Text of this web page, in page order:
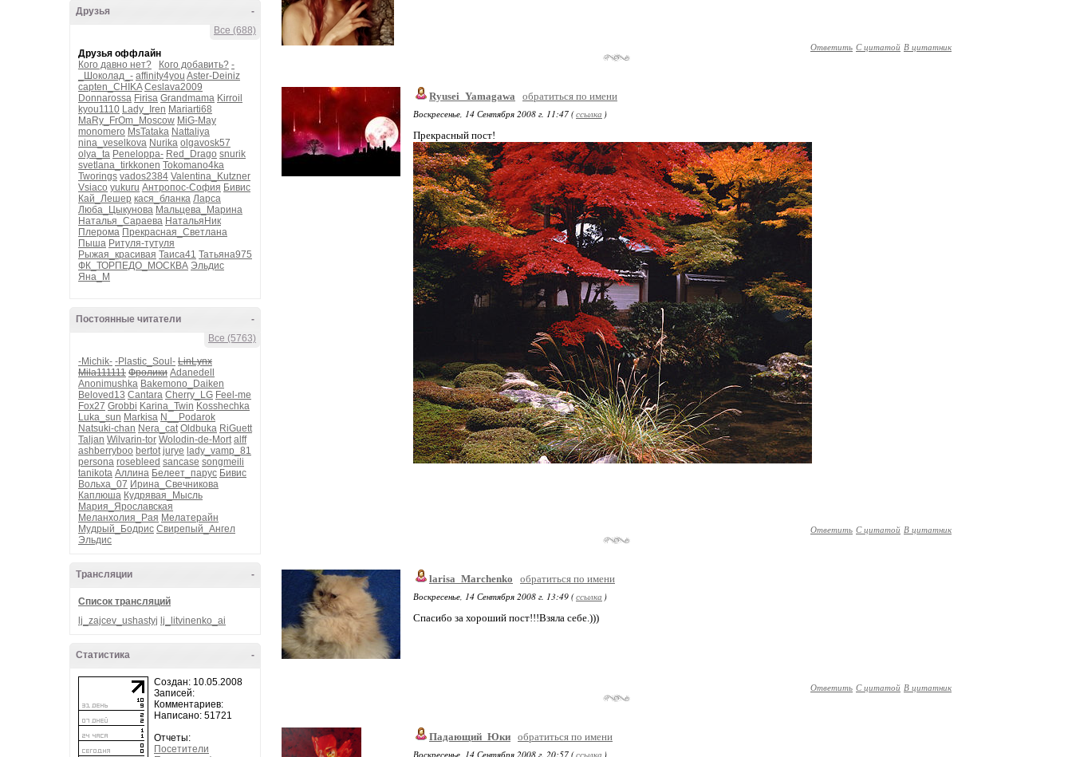
-
Друзья
Все (688)
Друзья оффлайн
Кого давно нет?
Кого добавить? -
_Шоколад_- affinity4you Aster-Deiniz
capten_CHIKA Ceslava2009
Donnarossa Firisa Grandmama Kirroil
kyou1110 Lady_Iren Mariarti68
MaRy_FrOm_Moscow MiG-May
monomero MsTataka Nattaliya
nina_veselkova Nurika olgavosk57
olya_ta Peneloppa- Red_Drago snurik
svetlana_tirkkonen Tokomano4ka
Tworings vados2384 Valentina_Kutzner
Vsiaco yukuru Антропос-София Бивис
Кай_Лешер кася_бланка Ларса
Люба_Цыкунова Мальцева_Марина
Наталья_Сараева НатальяНик
Плерома Прекрасная_Светлана
Пыша Ритуля-тутуля
Рыжая_красивая Таиса41 Татьяна975
ФК_ТОРПЕДО_МОСКВА Эльдис
Яна_М
-
Постоянные читатели
Все (5763)
-Michik- -Plastic_Soul- LinLynx
Mila111111 Фролики Adanedell
Anonimushka Bakemono_Daiken
Beloved13 Cantara Cherry_LG Feel-me
Fox27 Grobbi Karina_Twin Kosshechka
Luka_sun Markisa N__Podarok
Natsuki-chan Nera_cat Oldbuka RiGuett
Taljan Wilvarin-tor Wolodin-de-Mort alff
ashberryboo bertot jurye lady_vamp_81
persona rosebleed sancase songmeili
tanikota Аллина Белеет_парус Бивис
Вольха_07 Ирина_Свечникова
Каплюша Кудрявая_Мысль
Мария_Ярославская
Меланхолия_Рая Мелатерайн
Мудрый_Бодрис Свирепый_Ангел
Эльдис
-
Трансляции
Список трансляций
lj_zajcev_ushastyj lj_litvinenko_ai
-
Статистика
Создан: 10.05.2008
Записей:
Комментариев:
Написано: 51721
Отчеты:
Посетители
Ответить С цитатой В цитатник
Ryusei_Yamagawa
обратиться по имени
Воскресенье, 14 Сентября 2008 г. 11:47 (ссылка )
Прекрасный пост!
Ответить С цитатой В цитатник
larisa_Marchenko
обратиться по имени
Воскресенье, 14 Сентября 2008 г. 13:49 (ссылка )
Спасибо за хороший пост!!!Взяла себе.)))
Ответить С цитатой В цитатник
Падающий_Юки обратиться по имени
Воскресенье, 14 Сентября 2008 г. 20:57 (ссылка )